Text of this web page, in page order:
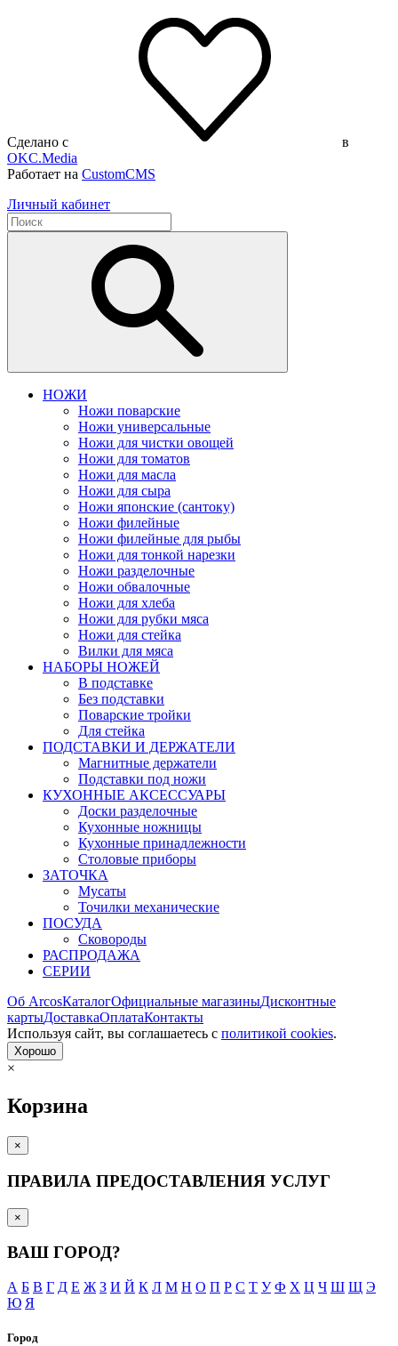
Сделано с
в
OKC.Media
Работает на CustomCMS
Личный кабинет
НОЖИ
Ножи поварские
Ножи универсальные
Ножи для чистки овощей
Ножи для томатов
Ножи для масла
Ножи для сыра
Ножи японские (сантоку)
Ножи филейные
Ножи филейные для рыбы
Ножи для тонкой нарезки
Ножи разделочные
Ножи обвалочные
Ножи для хлеба
Ножи для рубки мяса
Ножи для стейка
Вилки для мяса
НАБОРЫ НОЖЕЙ
В подставке
Без подставки
Поварские тройки
Для стейка
ПОДСТАВКИ И ДЕРЖАТЕЛИ
Магнитные держатели
Подставки под ножи
КУХОННЫЕ АКСЕССУАРЫ
Доски разделочные
Кухонные ножницы
Кухонные принадлежности
Столовые приборы
ЗАТОЧКА
Мусаты
Точилки механические
ПОСУДА
Сковороды
РАСПРОДАЖА
СЕРИИ
Об ArcosКаталогОфициальные магазиныДисконтные
картыДоставкаОплатаКонтакты
Используя сайт, вы согла­шаетесь с политикой cookies.
Хорошо
×
Корзина
×
ПРАВИЛА ПРЕДОСТАВЛЕНИЯ УСЛУГ
×
ВАШ ГОРОД?
А Б В Г Д Е Ж З И Й К Л М Н О П Р С Т У Ф Х Ц Ч Ш Щ Э
Ю Я
Город